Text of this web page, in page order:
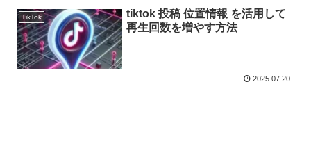
TikTok
tiktok 投稿 位置情報 を活用して
再生回数を増やす方法
2025.07.20